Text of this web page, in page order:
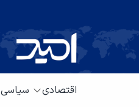
اقتصادی سیاسی